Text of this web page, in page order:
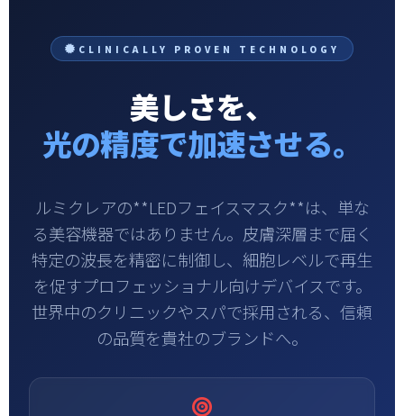
CLINICALLY PROVEN TECHNOLOGY
美しさを、
光の精度で加速させる。
ルミクレアの**LEDフェイスマスク**は、単な
る美容機器ではありません。皮膚深層まで届く
特定の波長を精密に制御し、細胞レベルで再生
を促すプロフェッショナル向けデバイスです。
世界中のクリニックやスパで採用される、信頼
の品質を貴社のブランドへ。